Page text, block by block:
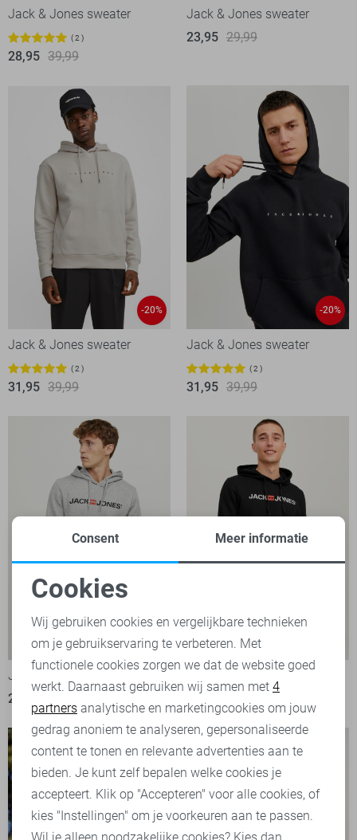
Jack & Jones sweater
2
28,95 39,99
Jack & Jones sweater
23,95 29,99
-20%
Jack & Jones sweater
2
31,95 39,99
-20%
Jack & Jones sweater
2
31,95 39,99
-20%
Jack & Jones sweater
23,95
Jack & Jones sweater
23,95
Noodzakelijke cookies
Personalisatie cookies
Analytische cookies
Marketing cookies
Consent Meer informatie
Cookies
Wij gebruiken cookies en vergelijkbare technieken
om je gebruikservaring te verbeteren. Met
functionele cookies zorgen we dat de website goed
werkt. Daarnaast gebruiken wij samen met 4
partners analytische en marketingcookies om jouw
gedrag anoniem te analyseren, gepersonaliseerde
content te tonen en relevante advertenties aan te
bieden. Je kunt zelf bepalen welke cookies je
accepteert. Klik op "Accepteren" voor alle cookies, of
kies "Instellingen" om je voorkeuren aan te passen.